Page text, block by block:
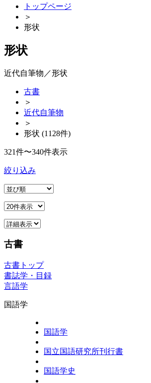
トップページ
＞
形状
形状
近代自筆物／形状
古書
＞
近代自筆物
＞
形状 (1128件)
321件〜340件表示
絞り込み
古書
古書トップ
書誌学・目録
言語学
国語学
国語学
国立国語研究所刊行書
国語学史